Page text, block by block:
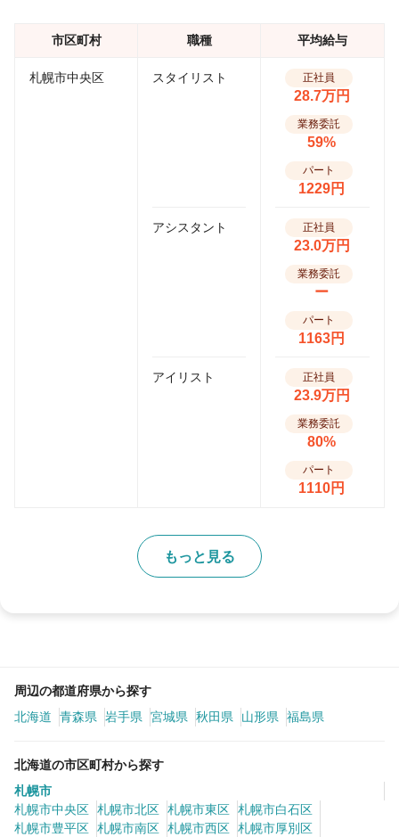
市区町村 職種 平均給与
札幌市中央区 スタイリスト 正社員
28.7万円
業務委託
59%
パート
1229円
アシスタント 正社員
23.0万円
業務委託
ー
パート
1163円
アイリスト 正社員
23.9万円
業務委託
80%
パート
1110円
もっと見る
周辺の都道府県から探す
北海道
青森県 岩手県 宮城県 秋田県 山形県 福島県
北海道の市区町村から探す
札幌市
札幌市中央区 札幌市北区 札幌市東区 札幌市白石区
札幌市豊平区 札幌市南区 札幌市西区 札幌市厚別区